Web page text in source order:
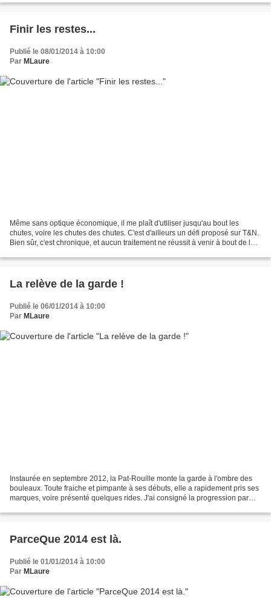
Finir les restes...
Publié le 08/01/2014 à 10:00
Par MLaure
Même sans optique économique, il me plaît d'utiliser jusqu'au bout les
chutes, voire les chutes des chutes. C'est d'ailleurs un défi proposé sur T&N.
Bien sûr, c'est chronique, et aucun traitement ne réussit à venir à bout de la
La relève de la garde !
Publié le 06/01/2014 à 10:00
Par MLaure
Instaurée en septembre 2012, la Pat-Rouille monte la garde à l'ombre des
bouleaux. Toute fraiche et pimpante à ses débuts, elle a rapidement pris ses
marques, voire présenté quelques rides. J'ai consigné la progression par
ParceQue 2014 est là.
Publié le 01/01/2014 à 10:00
Par MLaure